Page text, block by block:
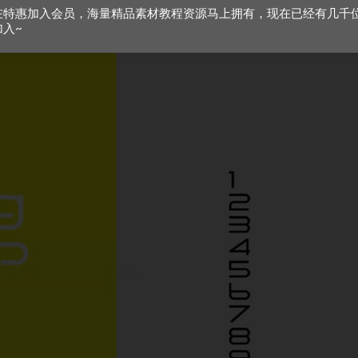
特惠加入会员，海量精品素材教程资源马上拥有，现在已经有几千
入~